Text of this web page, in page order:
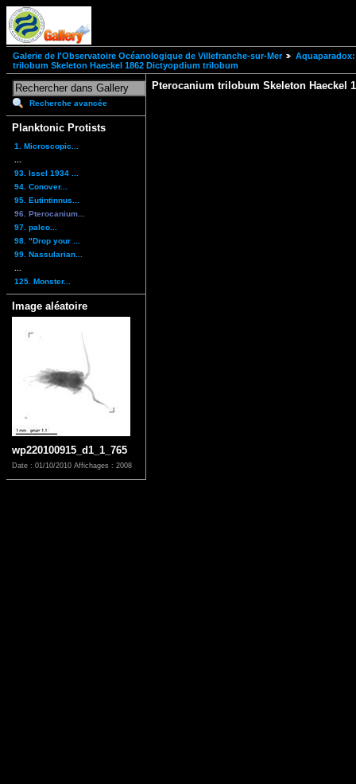
Galerie de l'Observatoire Océanologique de Villefranche-sur-Mer
trilobum Skeleton Haeckel 1862 Dictyopdium trilobum
Recherche avancée
Planktonic Protists
1. Microscopic...
93. Issel 1934 ...
94. Conover...
95. Eutintinnus...
96. Pterocanium...
97. paleo...
98. "Drop your ...
99. Nassularian...
125. Monster...
Image aléatoire
wp220100915_d1_1_765
Date : 01/10/2010 Affichages : 2008
Pterocanium trilobum Skeleton Haeckel